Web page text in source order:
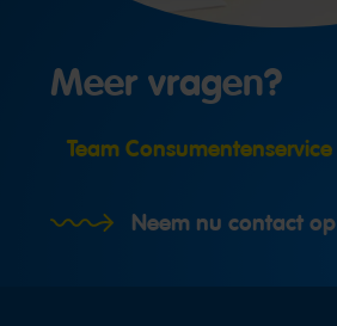
Meer vragen?
Team Consumentenservice
Neem nu contact op